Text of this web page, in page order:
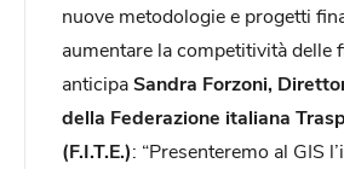
nuove metodologie e progetti
aumentare la competitività delle
anticipaSandra Forzoni,
della Federazione italiana
(F.I.T.E.): “Presenteremo al GIS